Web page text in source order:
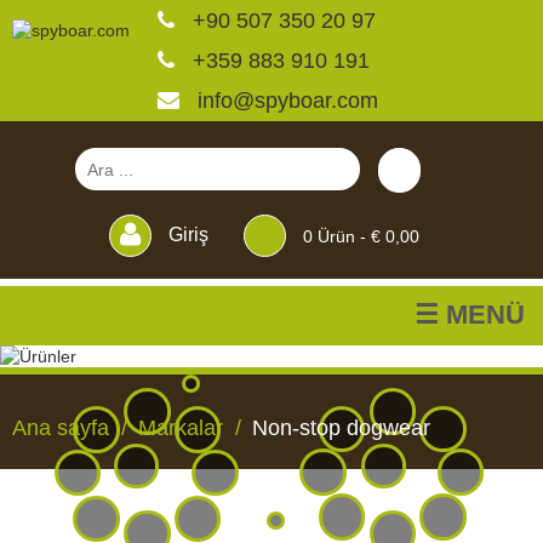
+90 507 350 20 97
+359 883 910 191
info@spyboar.com
Giriş 0Ürün - € 0,00
☰ MENÜ
AV
CANLI
CCTV
YEMLIKLERPERDELER
Av kameraları
Canlı görüntülü izleme
kameraları
Ana sayfa Markalar Non-stop dogwear